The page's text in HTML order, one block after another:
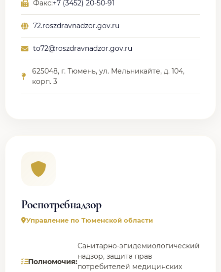
Факс:+7 (3452) 20-50-91
72.roszdravnadzor.gov.ru
to72@roszdravnadzor.gov.ru
625048, г. Тюмень, ул. Мельникайте, д. 104,
корп. 3
Роспотребнадзор
Управление по Тюменской области
Полномочия:
Санитарно-эпидемиологический
надзор, защита прав
потребителей медицинских